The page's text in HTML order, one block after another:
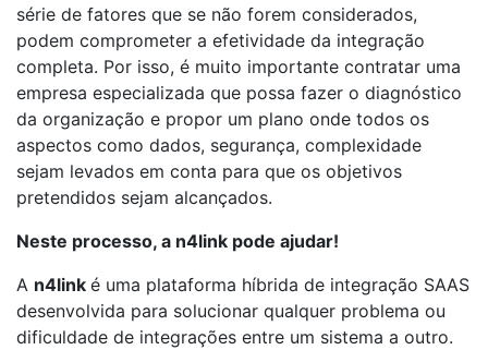
série de fatores que se não forem considerados,
podem comprometer a efetividade da integração
completa. Por isso, é muito importante contratar uma
empresa especializada que possa fazer o diagnóstico
da organização e propor um plano onde todos os
aspectos como dados, segurança, complexidade
sejam levados em conta para que os objetivos
pretendidos sejam alcançados.
Neste processo, a n4link pode ajudar!
A n4link é uma plataforma híbrida de integração SAAS
desenvolvida para solucionar qualquer problema ou
dificuldade de integrações entre um sistema a outro.